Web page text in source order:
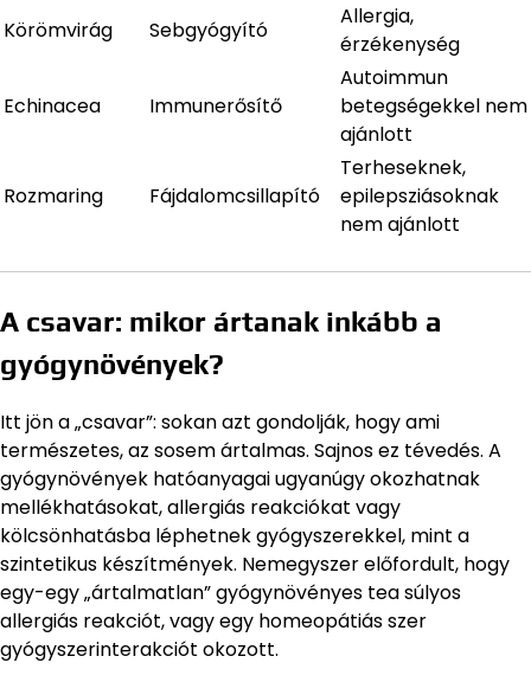
Körömvirág
Sebgyógyító
Allergia,
érzékenység
Echinacea Immunerősítő
Autoimmun
betegségekkel nem
ajánlott
Rozmaring Fájdalomcsillapító
Terheseknek,
epilepsziásoknak
nem ajánlott
A csavar: mikor ártanak inkább a
gyógynövények?
Itt jön a „csavar”: sokan azt gondolják, hogy ami
természetes, az sosem ártalmas. Sajnos ez tévedés. A
gyógynövények hatóanyagai ugyanúgy okozhatnak
mellékhatásokat, allergiás reakciókat vagy
kölcsönhatásba léphetnek gyógyszerekkel, mint a
szintetikus készítmények. Nemegyszer előfordult, hogy
egy-egy „ártalmatlan” gyógynövényes tea súlyos
allergiás reakciót, vagy egy homeopátiás szer
gyógyszerinterakciót okozott.